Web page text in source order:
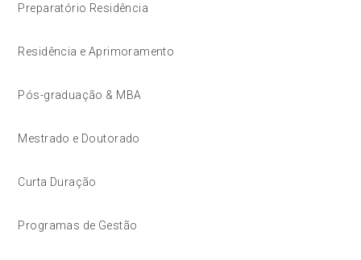
Preparatório Residência
Residência e Aprimoramento
Pós-graduação & MBA
Mestrado e Doutorado
Curta Duração
Programas de Gestão